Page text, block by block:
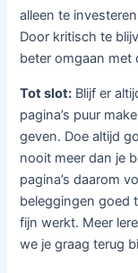
alleen te
Door kritisch te
beter omgaan met
Tot slot: Blijf er
pagina’s puur
geven. Doe altijd
nooit meer dan je
pagina’s daarom
beleggingen goed
fijn werkt. Meer
we je graag terug